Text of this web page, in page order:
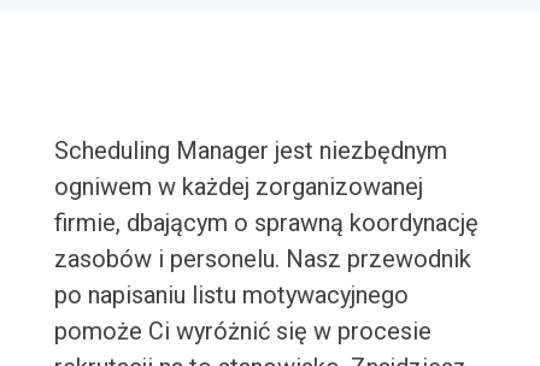
Scheduling Manager jest niezbędnym
ogniwem w każdej zorganizowanej
firmie, dbającym o sprawną koordynację
zasobów i personelu. Nasz przewodnik
po napisaniu listu motywacyjnego
pomoże Ci wyróżnić się w procesie